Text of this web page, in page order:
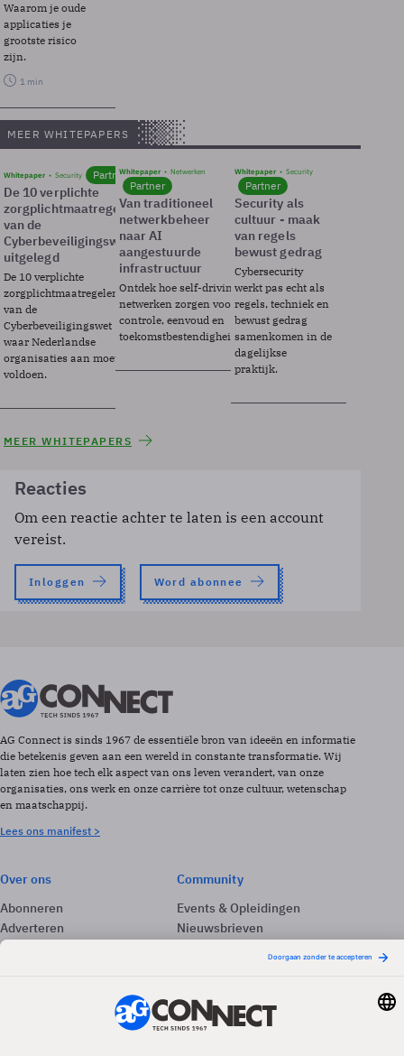
Waarom je oude
applicaties je
grootste risico
zijn.
1 min
MEER WHITEPAPERS
Whitepaper Security Partner
De 10 verplichte
zorgplichtmaatregelen
van de
Cyberbeveiligingswet
uitgelegd
De 10 verplichte
zorgplichtmaatregelen
van de
Cyberbeveiligingswet
waar Nederlandse
organisaties aan moeten
voldoen.
Whitepaper Netwerken
Partner
Van traditioneel
netwerkbeheer
naar AI
aangestuurde
infrastructuur
Ontdek hoe self-driving
netwerken zorgen voor
controle, eenvoud en
toekomstbestendigheid.
Whitepaper Security
Partner
Security als
cultuur - maak
van regels
bewust gedrag
Cybersecurity
werkt pas echt als
regels, techniek en
bewust gedrag
samenkomen in de
dagelijkse
praktijk.
MEER WHITEPAPERS
Reacties
Om een reactie achter te laten is een account
vereist.
Inloggen Word abonnee
AG Connect is sinds 1967 de essentiële bron van ideeën en informatie
die betekenis geven aan een wereld in constante transformatie. Wij
laten zien hoe tech elk aspect van ons leven verandert, van onze
organisaties, ons werk en onze carrière tot onze cultuur, wetenschap
en maatschappij.
Lees ons manifest >
Over ons
Abonneren
Adverteren
Contact
Community
Events & Opleidingen
Nieuwsbrieven